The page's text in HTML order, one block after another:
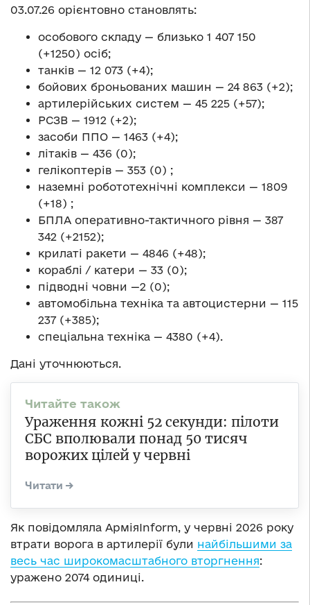
03.07.26 орієнтовно становлять:
особового складу — близько 1 407 150
(+1250) осіб;
танків — 12 073 (+4);
бойових броньованих машин — 24 863 (+2);
артилерійських систем — 45 225 (+57);
РСЗВ — 1912 (+2);
засоби ППО — 1463 (+4);
літаків — 436 (0);
гелікоптерів — 353 (0) ;
наземні робототехнічні комплекси — 1809
(+18) ;
БПЛА оперативно-тактичного рівня — 387
342 (+2152);
крилаті ракети — 4846 (+48);
кораблі / катери — 33 (0);
підводні човни —2 (0);
автомобільна техніка та автоцистерни — 115
237 (+385);
спеціальна техніка — 4380 (+4).
Дані уточнюються.
Ураження кожні 52 секунди: пілоти
СБС вполювали понад 50 тисяч
ворожих цілей у червні
Як повідомляла АрміяInform, у червні 2026 року
втрати ворога в артилерії були найбільшими за
весь час широкомасштабного вторгнення:
уражено 2074 одиниці.